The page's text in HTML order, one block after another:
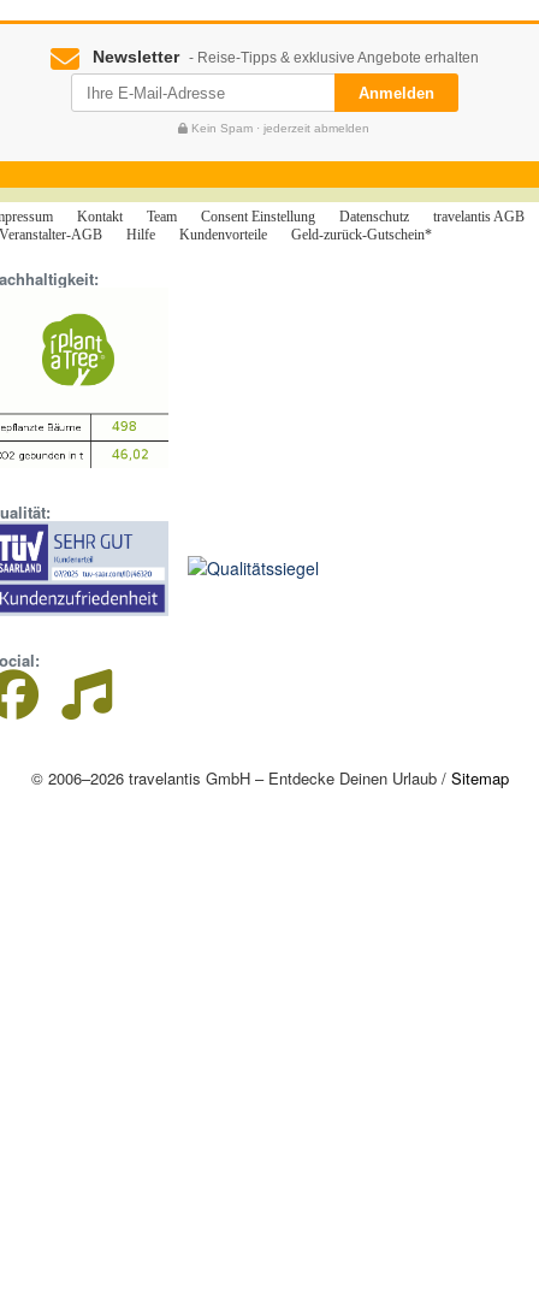
Newsletter - Reise-Tipps & exklusive Angebote erhalten
Anmelden
Kein Spam · jederzeit abmelden
Kontakt Team Consent Einstellung Datenschutz
travelantis AGB
Veranstalter-AGB
Hilfe Kundenvorteile Geld-zurück-Gutschein*
© 2006–2026 travelantis GmbH – Entdecke Deinen Urlaub / Sitemap